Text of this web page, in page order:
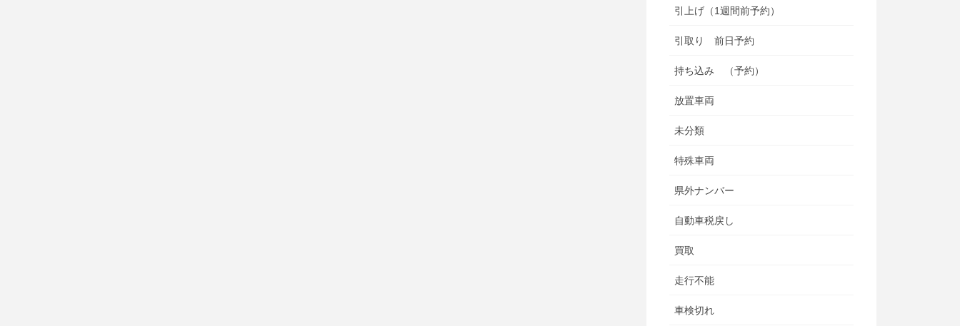
引上げ（1週間前予約）
引取り 前日予約
持ち込み （予約）
放置車両
未分類
特殊車両
県外ナンバー
自動車税戻し
買取
走行不能
車検切れ